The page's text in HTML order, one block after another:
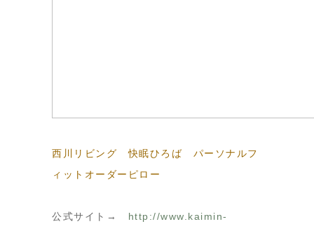
西川リビング 快眠ひろば パーソナルフ
ィットオーダーピロー
公式サイト→
http://www.kaimin-